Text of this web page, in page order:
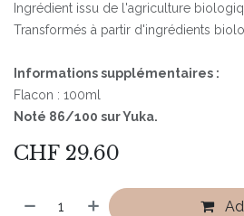
Ingrédient issu de l'agriculture
Transformés à partir d'ingrédients
Informations supplémentaires :
Flacon : 100ml
Noté 86/100 sur Yuka.
CHF 29.60